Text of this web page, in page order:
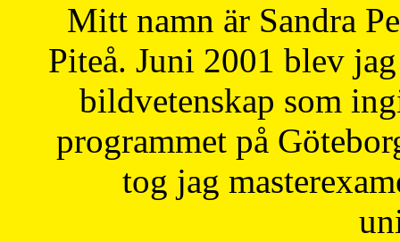
Mitt namn är Sandra
Piteå. Juni 2001 blev
bildvetenskap som
programmet på
tog jag